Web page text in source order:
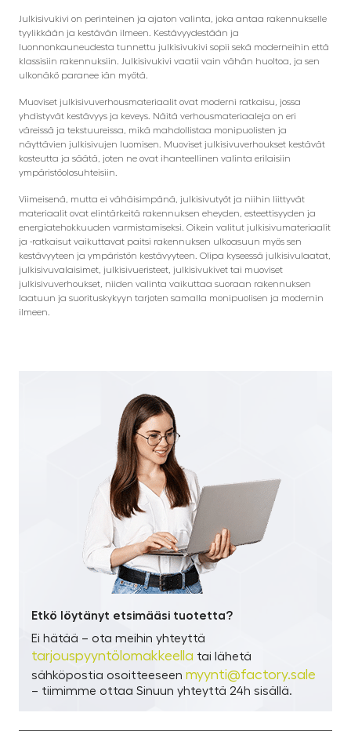
Julkisivukivi on perinteinen ja ajaton valinta, joka antaa rakennukselle
tyylikkään ja kestävän ilmeen. Kestävyydestään ja
luonnonkauneudesta tunnettu julkisivukivi sopii sekä moderneihin että
klassisiin rakennuksiin. Julkisivukivi vaatii vain vähän huoltoa, ja sen
ulkonäkö paranee iän myötä.
Muoviset julkisivuverhousmateriaalit ovat moderni ratkaisu, jossa
yhdistyvät kestävyys ja keveys. Näitä verhousmateriaaleja on eri
väreissä ja tekstuureissa, mikä mahdollistaa monipuolisten ja
näyttävien julkisivujen luomisen. Muoviset julkisivuverhoukset kestävät
kosteutta ja säätä, joten ne ovat ihanteellinen valinta erilaisiin
ympäristöolosuhteisiin.
Viimeisenä, mutta ei vähäisimpänä, julkisivutyöt ja niihin liittyvät
materiaalit ovat elintärkeitä rakennuksen eheyden, esteettisyyden ja
energiatehokkuuden varmistamiseksi. Oikein valitut julkisivumateriaalit
ja -ratkaisut vaikuttavat paitsi rakennuksen ulkoasuun myös sen
kestävyyteen ja ympäristön kestävyyteen. Olipa kyseessä julkisivulaatat,
julkisivuvalaisimet, julkisivueristeet, julkisivukivet tai muoviset
julkisivuverhoukset, niiden valinta vaikuttaa suoraan rakennuksen
laatuun ja suorituskykyyn tarjoten samalla monipuolisen ja modernin
ilmeen.
Etkö löytänyt etsimääsi tuotetta?
Ei hätää – ota meihin yhteyttä
tarjouspyyntölomakkeella tai lähetä
sähköpostia osoitteeseen myynti@factory.sale
– tiimimme ottaa Sinuun yhteyttä 24h sisällä.